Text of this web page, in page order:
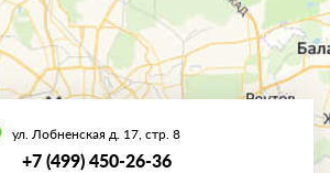
ул. Лобненская д. 17, стр. 8
+7 (499) 450-26-36